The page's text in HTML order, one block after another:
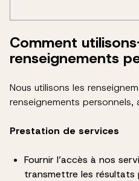
Comment
renseignements
Nous utilisons les
renseignements personnels,
Prestation de services
Fournir l’accès à nos
transmettre les